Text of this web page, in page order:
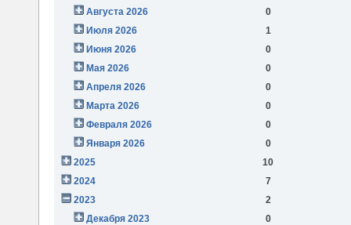
Августа 2026
0
Июля 2026
1
Июня 2026
0
Мая 2026
0
Апреля 2026
0
Марта 2026
0
Февраля 2026
0
Января 2026
0
2025
10
2024
7
2023
2
Декабря 2023
0